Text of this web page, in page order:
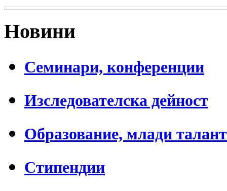
Новини
Семинари, конференции
Изследователска дейност
Образование, млади
Стипендии